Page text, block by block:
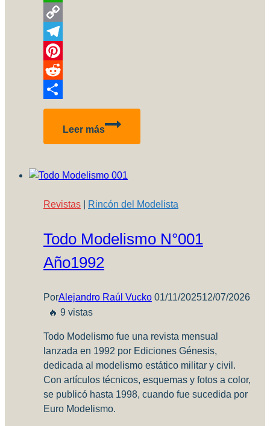
WhatsApp
Copy
Link
Telegram
Pinterest
Reddit
Compartir
Leer más
Se
maqueta
medio!
ahora
Revistas Rincón del Modelista
Todo Modelismo N°001
Año1992
PorAlejandro Raúl Vucko 01/11/202512/07/2026
🔥 9 vistas
Todo Modelismo fue una revista mensual
lanzada en 1992 por Ediciones Génesis,
dedicada al modelismo estático militar y civil.
Con artículos técnicos, esquemas y fotos a color,
se publicó hasta 1998, cuando fue sucedida por
Euro Modelismo.